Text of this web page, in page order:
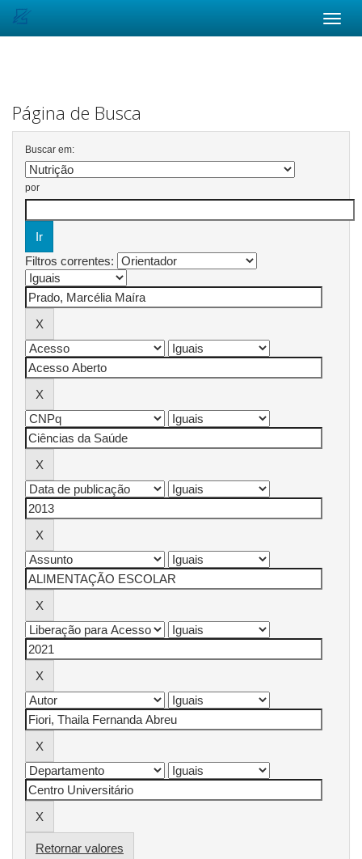
Página de Busca
Buscar em:
por
Filtros correntes:
Retornar valores